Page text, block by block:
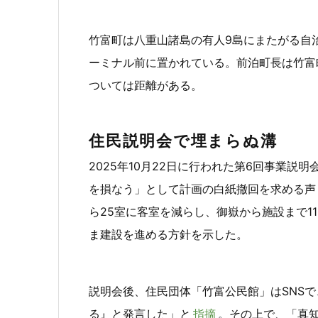
竹富町は八重山諸島の有人9島にまたがる
ーミナル前に置かれている。前泊町長は竹
ついては距離がある。
住民説明会で埋まらぬ溝
2025年10月22日に行われた第6回事業説明
を損なう」として計画の白紙撤回を求める
ら25室に客室を減らし、御嶽から施設まで
ま建設を進める方針を示した。
説明会後、住民団体「竹富公民館」はSNS
る』と発言した」と 指摘 。その上で、「真